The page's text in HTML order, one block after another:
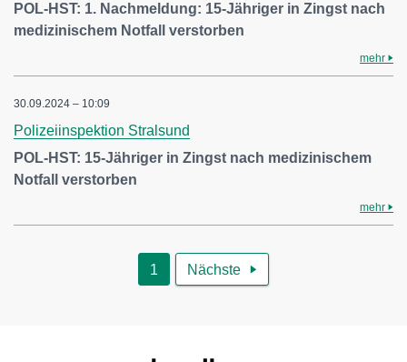
POL-HST: 1. Nachmeldung: 15-Jähriger in Zingst nach
medizinischem Notfall verstorben
mehr
30.09.2024 – 10:09
Polizeiinspektion Stralsund
POL-HST: 15-Jähriger in Zingst nach medizinischem
Notfall verstorben
mehr
1 Nächste 